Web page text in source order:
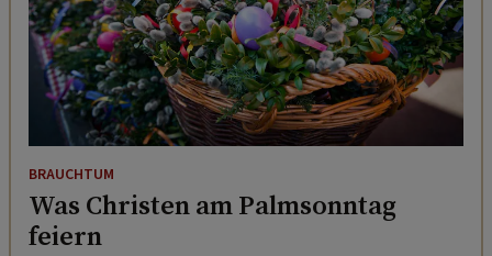
BRAUCHTUM
Was Christen am Palmsonntag
feiern